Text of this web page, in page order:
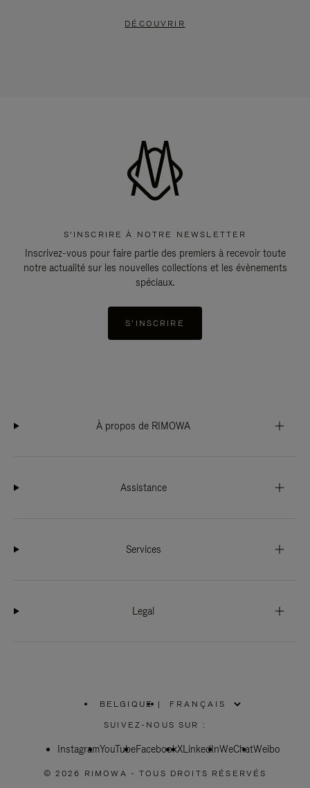
DÉCOUVRIR
S'INSCRIRE À NOTRE NEWSLETTER
Inscrivez-vous pour faire partie des premiers à recevoir toute
notre actualité sur les nouvelles collections et les évènements
spéciaux.
S'INSCRIRE
À propos de RIMOWA
Assistance
Services
Legal
BELGIQUE
SÉLECTIONNEZ
VOTRE
|
SUIVEZ-NOUS SUR :
InstagramYouTubeFacebookXLinkedInWeChatWeibo
© 2026 RIMOWA - TOUS DROITS RÉSERVÉS